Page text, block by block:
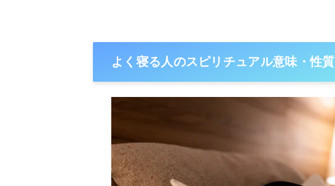
よく寝る人のスピリチュアル意味・性質